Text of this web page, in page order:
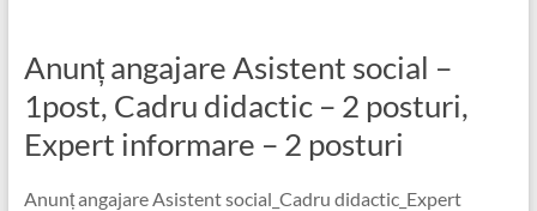
Anunț angajare Asistent social –
1post, Cadru didactic – 2 posturi,
Expert informare – 2 posturi
Anunț angajare Asistent social_Cadru didactic_Expert